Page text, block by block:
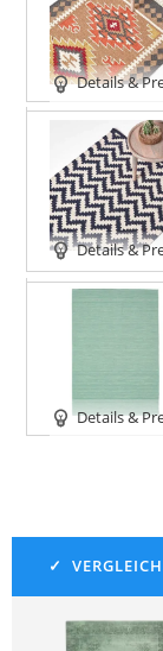
Details &
Details &
Details &